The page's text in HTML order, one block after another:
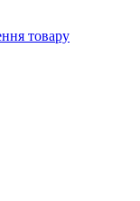
товару